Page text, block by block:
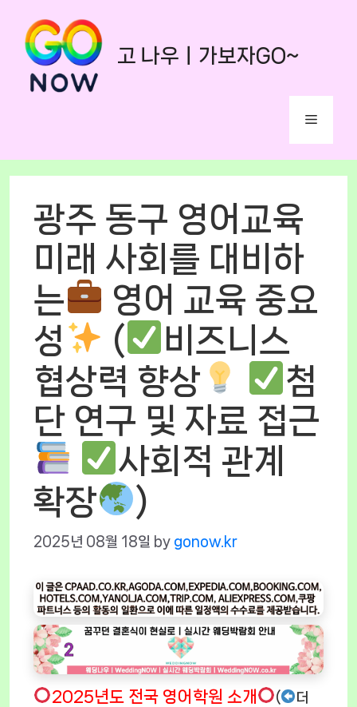
content
고 나우ㅣ가보자GO~
Menu
광주 동구 영어교육
미래 사회를 대비하
는
영어 교육 중요
성
(
비즈니스
협상력 향상
첨
단 연구 및 자료 접근
사회적 관계
확장
)
2025년 08월 18일 by gonow.kr
2025년도 전국 영어학원 소개 (
더